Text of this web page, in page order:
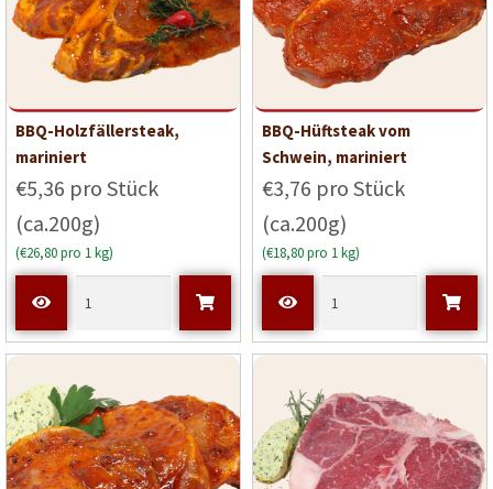
BBQ-Holzfällersteak,
mariniert
€5,36 pro Stück
(ca.200g)
(€26,80 pro 1 kg)
BBQ-Hüftsteak vom
Schwein, mariniert
€3,76 pro Stück
(ca.200g)
(€18,80 pro 1 kg)